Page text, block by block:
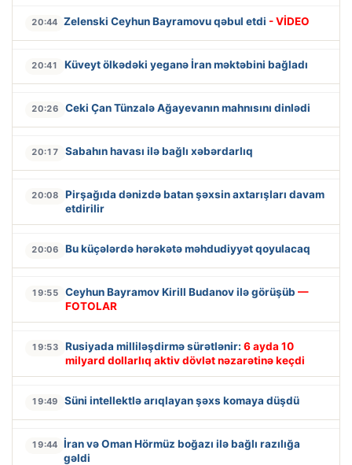
20:44 Zelenski Ceyhun Bayramovu qəbul etdi - VİDEO
20:41 Küveyt ölkədəki yeganə İran məktəbini bağladı
20:26 Ceki Çan Tünzalə Ağayevanın mahnısını dinlədi
20:17 Sabahın havası ilə bağlı xəbərdarlıq
20:08
Pirşağıda dənizdə batan şəxsin axtarışları davam
etdirilir
20:06 Bu küçələrdə hərəkətə məhdudiyyət qoyulacaq
19:55 Ceyhun Bayramov Kirill Budanov ilə görüşüb —
FOTOLAR
19:53 Rusiyada milliləşdirmə sürətlənir: 6 ayda 10
milyard dollarlıq aktiv dövlət nəzarətinə keçdi
19:49 Süni intellektlə arıqlayan şəxs komaya düşdü
19:44 İran və Oman Hörmüz boğazı ilə bağlı razılığa
gəldi